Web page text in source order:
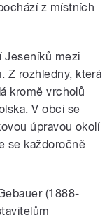
z místních
Jeseníků mezi
Z rozhledny, která
kromě vrcholů
V obci se
úpravou okolí
se každoročně
(1888-